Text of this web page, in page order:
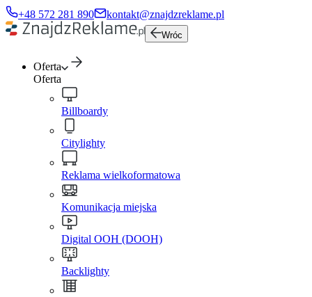
+48 572 281 890 kontakt@znajdzreklame.pl
Wróc
Oferta
Oferta
Billboardy
Citylighty
Reklama wielkoformatowa
Komunikacja miejska
Digital OOH (DOOH)
Backlighty